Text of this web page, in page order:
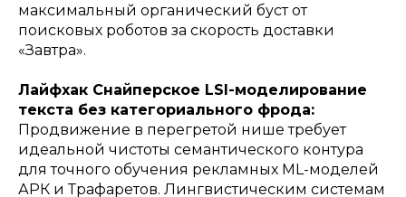
максимальный органический буст от
поисковых роботов за скорость доставки
«Завтра».
Лайфхак Снайперское LSI-моделирование
текста без категориального фрода:
Продвижение в перегретой нише требует
идеальной чистоты семантического контура
для точного обучения рекламных ML-моделей
АРК и Трафаретов. Лингвистическим системам